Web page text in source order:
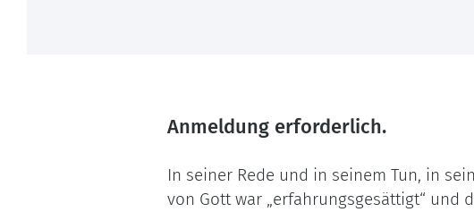
Anmeldung erforderlich.
In seiner Rede und in seinem Tun, in
von Gott war „erfahrungsgesättigt“ und